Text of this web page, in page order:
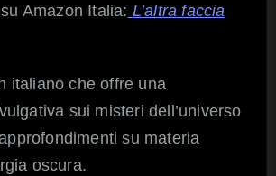
Amazon Italia: L’altra faccia
italiano che offre una
sui misteri dell’universo
su materia
oscura.